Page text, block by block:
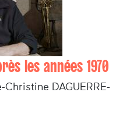
les années 1970
Christine DAGUERRE-